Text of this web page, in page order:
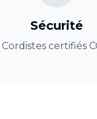
Sécurité
Cordistes certifiés